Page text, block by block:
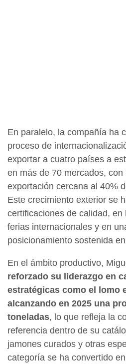
En paralelo, la compañía ha
proceso de
exportar a cuatro países a
en más de 70 mercados,
exportación cercana al 40%
Este crecimiento exterior se
certificaciones de calidad, en
ferias internacionales y en
posicionamiento sostenida
En el ámbito productivo,
reforzado su liderazgo en
estratégicas como el lomo
alcanzando en 2025 una
toneladas, lo que refleja la
referencia dentro de su
jamones curados y otras
categoría se ha convertido